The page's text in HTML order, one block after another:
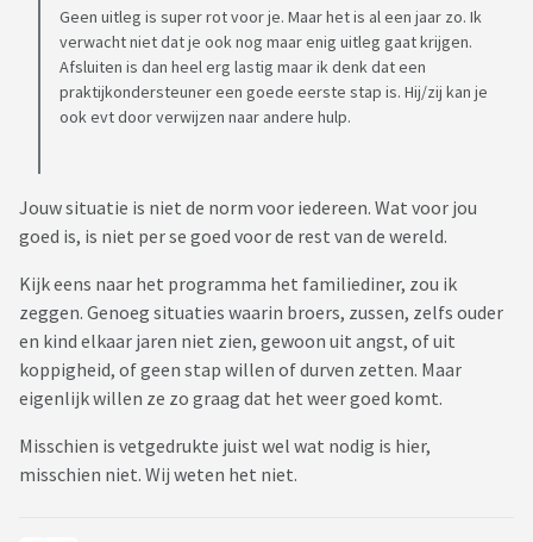
Geen uitleg is super rot voor je. Maar het is al een jaar zo. Ik
verwacht niet dat je ook nog maar enig uitleg gaat krijgen.
Afsluiten is dan heel erg lastig maar ik denk dat een
praktijkondersteuner een goede eerste stap is. Hij/zij kan je
ook evt door verwijzen naar andere hulp.
Jouw situatie is niet de norm voor iedereen. Wat voor jou
goed is, is niet per se goed voor de rest van de wereld.
Kijk eens naar het programma het familiediner, zou ik
zeggen. Genoeg situaties waarin broers, zussen, zelfs ouder
en kind elkaar jaren niet zien, gewoon uit angst, of uit
koppigheid, of geen stap willen of durven zetten. Maar
eigenlijk willen ze zo graag dat het weer goed komt.
Misschien is vetgedrukte juist wel wat nodig is hier,
misschien niet. Wij weten het niet.